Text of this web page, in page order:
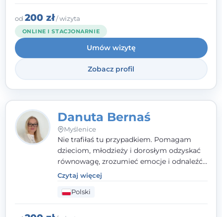
radzeniu sobie z bolesnymi
doświadczeniami tak, by mogli żyć pełniej.
od 200 zł/ wizyta
ONLINE I STACJONARNIE
Umów wizytę
Zobacz profil
Danuta Bernaś
Myślenice
Nie trafiłaś tu przypadkiem. Pomagam
dzieciom, młodzieży i dorosłym odzyskać
równowagę, zrozumieć emocje i odnaleźć
wewnętrzną siłę. Moja droga do
psychologii zaczęła się od życia - pełnego
wyzwań, które nauczyły mnie uważności,
empatii i pokory. Dziś łączę doświadczenie
Czytaj więcej
Polski